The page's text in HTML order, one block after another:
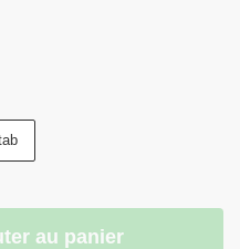
au panier